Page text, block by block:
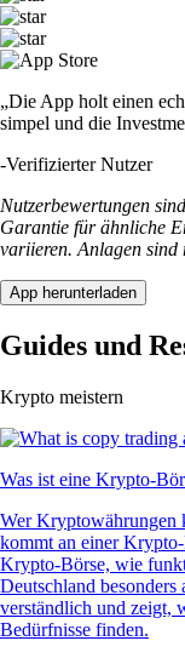
„Die App holt einen
simpel und die
-Verifizierter Nutzer
Nutzerbewertungen
Garantie für ähnliche
variieren. Anlagen sind
App herunterladen
Guides und
Krypto meistern
Was ist eine Krypto-
Wer Kryptowährungen
kommt an einer
Krypto-Börse, wie
Deutschland
verständlich und zeigt,
Bedürfnisse finden.